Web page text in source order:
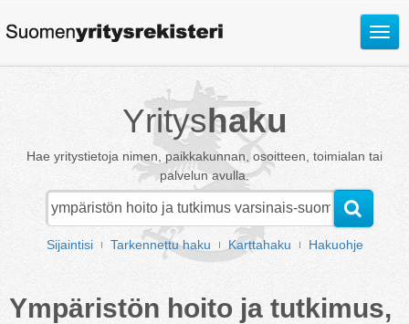
Avaa
Yrityshaku
Hae yritystietoja nimen, paikkakunnan, osoitteen, toimialan tai
palvelun avulla.
Sijaintisi Tarkennettu haku Karttahaku Hakuohje
Ympäristön hoito ja tutkimus,